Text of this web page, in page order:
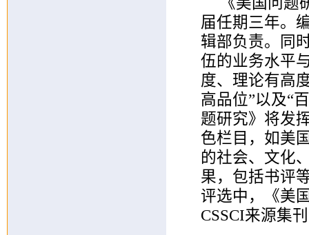
届任期三年。
辑部负责。同
伍的业务水平
度、理论有高
高品位”以及“
题研究》将发
色栏目，如美
的社会、文化
果，包括书评
评选中，《美
CSSCI来源集